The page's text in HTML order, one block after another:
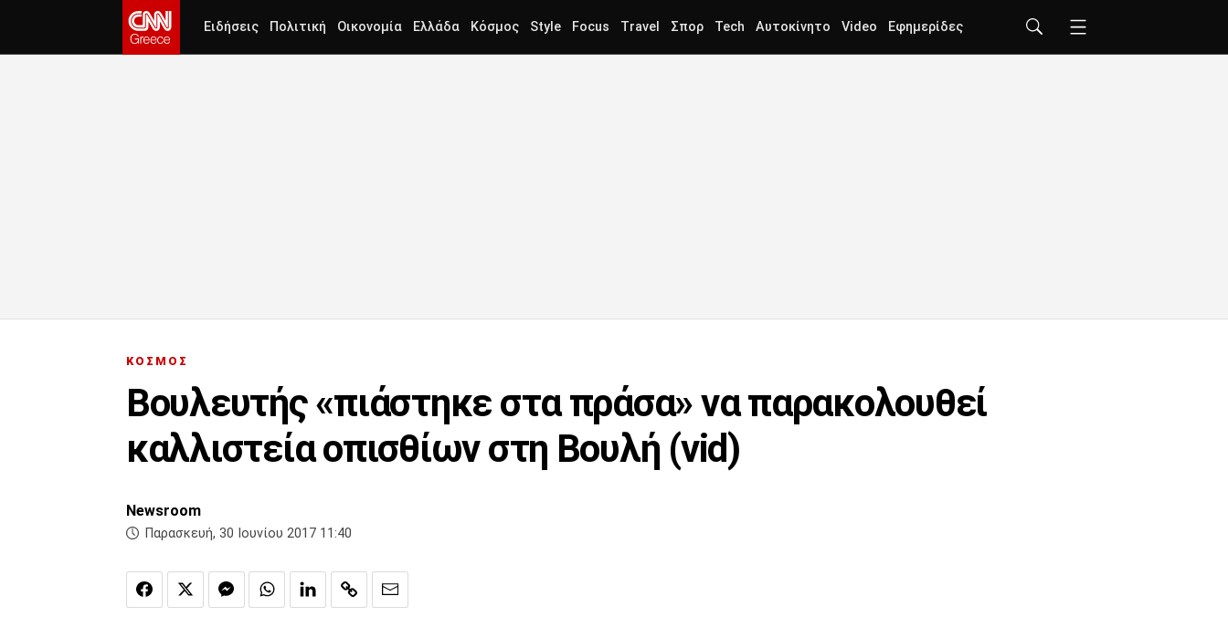
Ειδήσεις Πολιτική Οικονομία Ελλάδα Κόσμος Style Focus Travel Σπορ Tech Αυτοκίνητο Video Εφημερίδες
ΚΟΣΜΟΣ
Βουλευτής «πιάστηκε στα πράσα» να παρακολουθεί
καλλιστεία οπισθίων στη Βουλή (vid)
Newsroom
Παρασκευή, 30 Ιουνίου 2017 11:40